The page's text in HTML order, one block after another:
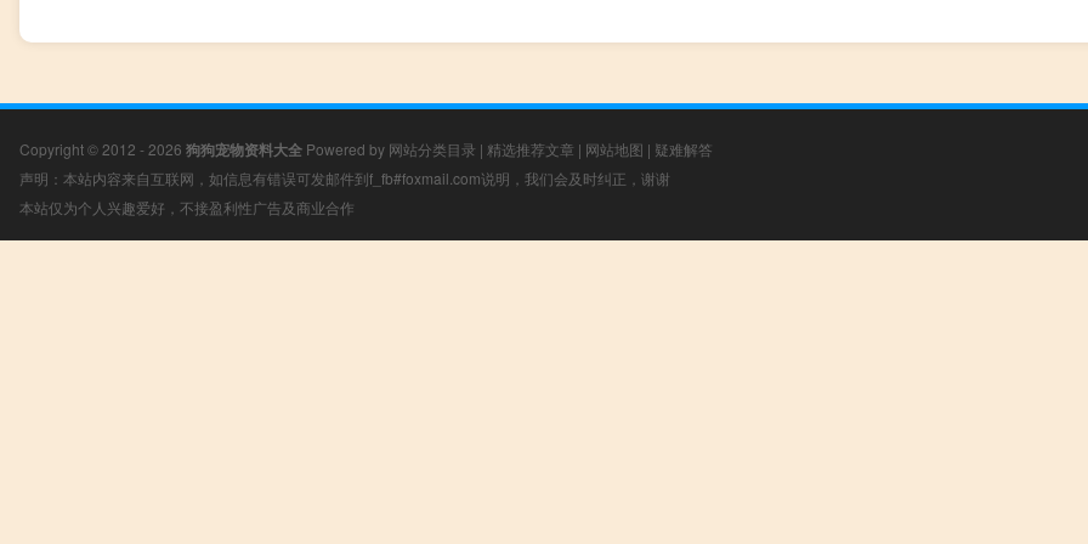
Copyright © 2012 - 2026 狗狗宠物资料大全 Powered by 网站分类目录 | 精选推荐文章 | 网站地图 | 疑难解答
声明：本站内容来自互联网，如信息有错误可发邮件到f_fb#foxmail.com说明，我们会及时纠正，谢谢
本站仅为个人兴趣爱好，不接盈利性广告及商业合作